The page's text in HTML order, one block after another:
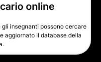
online
insegnanti possono cercare
aggiornato il database della